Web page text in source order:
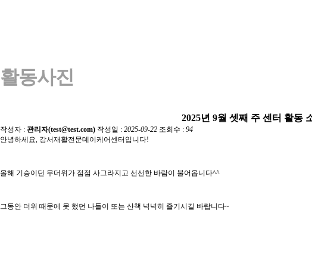
활동사진
2025년 9월 셋째 주 센터 활동
작성자 : 관리자(test@test.com) 작성일 : 2025-09-22 조회수 : 94
안녕하세요, 강서재활전문데이케어센터입니다!
올해 기승이던 무더위가 점점 사그라지고 선선한 바람이 불어옵니다^^
그동안 더위 때문에 못 했던 나들이 또는 산책 넉넉히 즐기시길 바랍니다~